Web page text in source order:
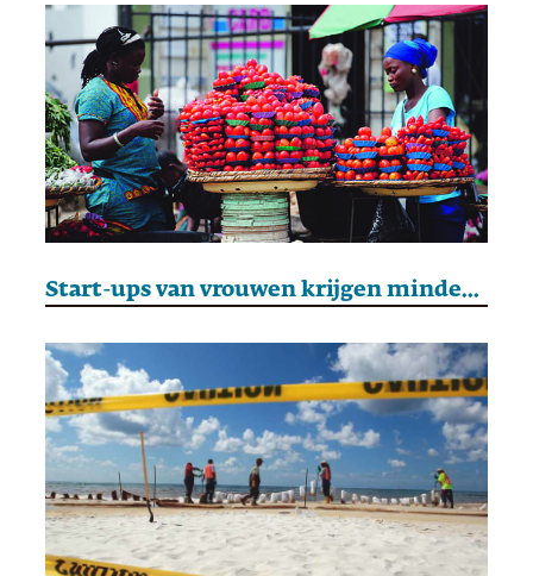
Start-ups van vrouwen krijgen minder snel geld